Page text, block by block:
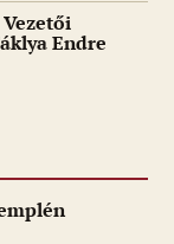
Endre